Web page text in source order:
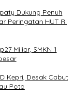
Dukung Penuh
Peringatan HUT RI
Miliar, SMKN 1
Kepri, Desak Cabut
Poto